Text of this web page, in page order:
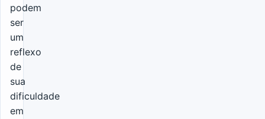
podem
ser
um
reflexo
de
sua
dificuldade
em